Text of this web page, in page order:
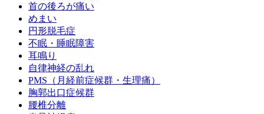
首の後ろが痛い
めまい
円形脱毛症
不眠・睡眠障害
耳鳴り
自律神経の乱れ
PMS（月経前症候群・生理痛）
胸郭出口症候群
腰椎分離